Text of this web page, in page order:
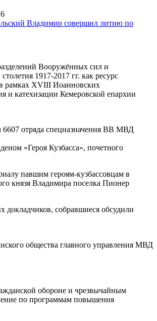
Владимир совершил литию по
Вооружённых сил и
1917-2017 гг. как ресурс
рамках XVIII Иоанновских
и катехизации Кемеровской епархии
отряда спецназначения ВВ МВД
«Героя Кузбасса», почетного
павшим героям-кузбассовцам в
князя Владимира поселка Пионер
собравшиеся обсудили
общества главного управления МВД
обороне и чрезвычайным
по программам повышения